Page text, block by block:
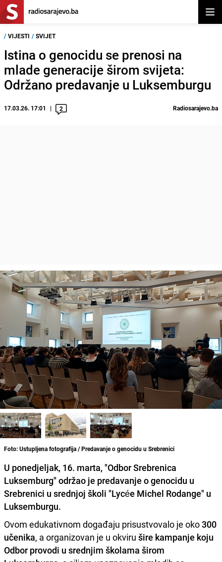
/ VIJESTI / SVIJET
Istina o genocidu se prenosi na
mlade generacije širom svijeta:
Održano predavanje u Luksemburgu
17.03.26. 17:01 2 Radiosarajevo.ba
Foto: Ustupljena fotografija / Predavanje o genocidu u Srebrenici
U ponedjeljak, 16. marta, "Odbor Srebrenica
Luksemburg" održao je predavanje o genocidu u
Srebrenici u srednjoj školi "Lycée Michel Rodange" u
Luksemburgu.
Ovom edukativnom događaju prisustvovalo je oko300
učenika, a organizovan je u okviru šire kampanje koju
Odbor provodi u srednjim školama širom